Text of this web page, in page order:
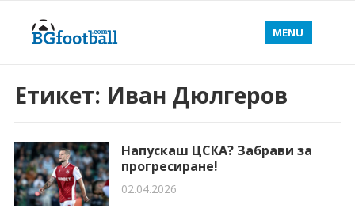
MENU
Етикет: Иван Дюлгеров
Напускаш ЦСКА? Забрави за
прогресиране!
02.04.2026